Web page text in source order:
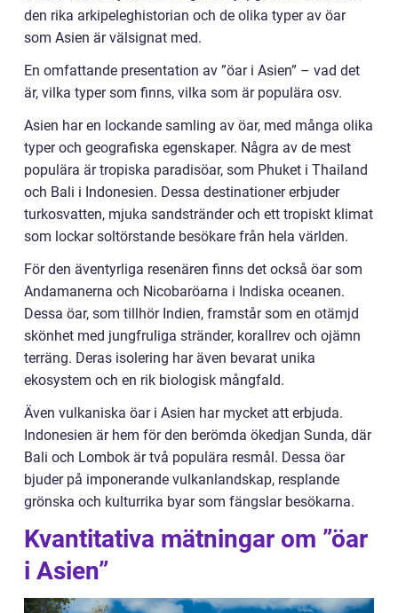
den rika arkipeleghistorian och de olika typer av öar
som Asien är välsignat med.
En omfattande presentation av ”öar i Asien” – vad det
är, vilka typer som finns, vilka som är populära osv.
Asien har en lockande samling av öar, med många olika
typer och geografiska egenskaper. Några av de mest
populära är tropiska paradisöar, som Phuket i Thailand
och Bali i Indonesien. Dessa destinationer erbjuder
turkosvatten, mjuka sandstränder och ett tropiskt klimat
som lockar soltörstande besökare från hela världen.
För den äventyrliga resenären finns det också öar som
Andamanerna och Nicobaröarna i Indiska oceanen.
Dessa öar, som tillhör Indien, framstår som en otämjd
skönhet med jungfruliga stränder, korallrev och ojämn
terräng. Deras isolering har även bevarat unika
ekosystem och en rik biologisk mångfald.
Även vulkaniska öar i Asien har mycket att erbjuda.
Indonesien är hem för den berömda ökedjan Sunda, där
Bali och Lombok är två populära resmål. Dessa öar
bjuder på imponerande vulkanlandskap, resplande
grönska och kulturrika byar som fängslar besökarna.
Kvantitativa mätningar om ”öar
i Asien”